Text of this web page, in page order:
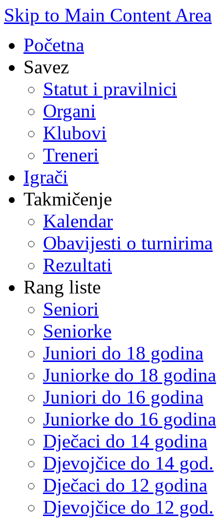
Skip to Main Content Area
Početna
Savez
Statut i pravilnici
Organi
Klubovi
Treneri
Igrači
Takmičenje
Kalendar
Obavijesti o turnirima
Rezultati
Rang liste
Seniori
Seniorke
Juniori do 18 godina
Juniorke do 18 godina
Juniori do 16 godina
Juniorke do 16 godina
Dječaci do 14 godina
Djevojčice do 14 god.
Dječaci do 12 godina
Djevojčice do 12 god.